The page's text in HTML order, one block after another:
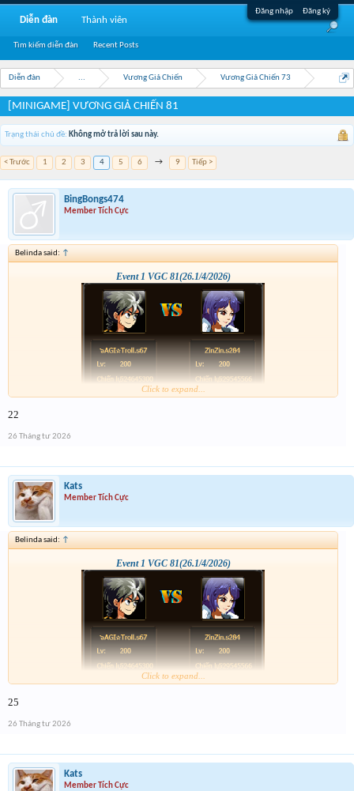
Đăng nhập Đăng ký
Diễn đàn ... Vương Giả Chiến Vương Giả Chiến 73
[MINIGAME] VƯƠNG GIẢ CHIẾN 81
Trạng thái chủ đề: Không mở trả lời sau này.
< Trước 1 2 3 4 5 6 → 9 Tiếp >
BingBongs474
Member Tích Cực
Belinda said: ↑
Event 1 VGC 81(26.1/4/2026)
Click to expand...
22
26 Tháng tư 2026
Kats
Member Tích Cực
Belinda said: ↑
Event 1 VGC 81(26.1/4/2026)
Click to expand...
25
26 Tháng tư 2026
Kats
Member Tích Cực
Diễn đàn
Tìm kiếm diễn đàn Recent Posts
Thành viên